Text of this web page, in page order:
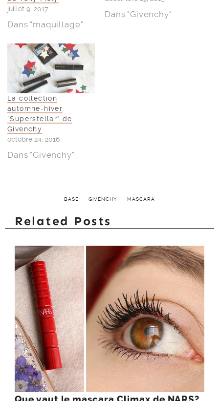
juillet 9, 2017
Dans "maquillage"
Dans "Givenchy"
La collection
automne-hiver
“Superstellar” de
Givenchy
octobre 24, 2016
Dans "Givenchy"
BASE GIVENCHY MASCARA
Related Posts